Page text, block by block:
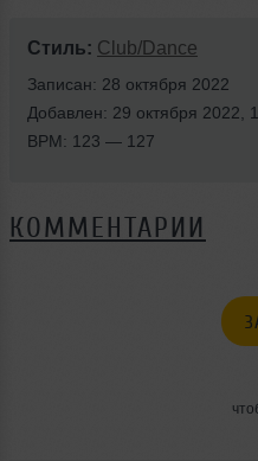
Стиль: Club/Dance
Записан: 28 октября 2022
Добавлен: 29 октября 2022,
BPM: 123 — 127
КОММЕНТАРИИ